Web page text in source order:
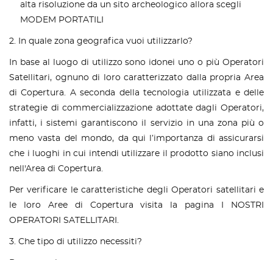
alta risoluzione da un sito archeologico allora scegli
MODEM PORTATILI
2. In quale zona geografica vuoi utilizzarlo?
In base al luogo di utilizzo sono idonei uno o più Operatori
Satellitari, ognuno di loro caratterizzato dalla propria Area
di Copertura. A seconda della tecnologia utilizzata e delle
strategie di commercializzazione adottate dagli Operatori,
infatti, i sistemi garantiscono il servizio in una zona più o
meno vasta del mondo, da qui l’importanza di assicurarsi
che i luoghi in cui intendi utilizzare il prodotto siano inclusi
nell'Area di Copertura.
Per verificare le caratteristiche degli Operatori satellitari e
le loro Aree di Copertura visita la pagina I NOSTRI
OPERATORI SATELLITARI.
3. Che tipo di utilizzo necessiti?